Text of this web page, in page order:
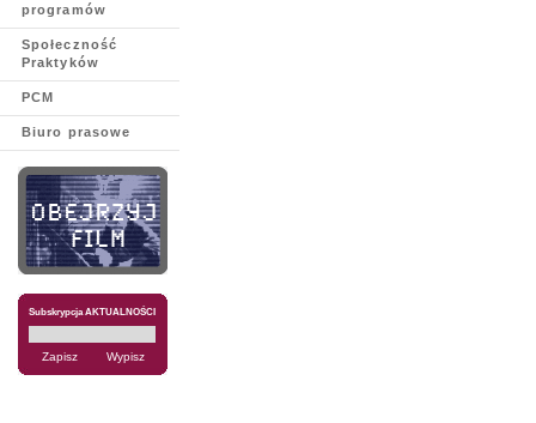
programów
Społeczność
Praktyków
PCM
Biuro prasowe
Subskrypcja AKTUALNOŚCI